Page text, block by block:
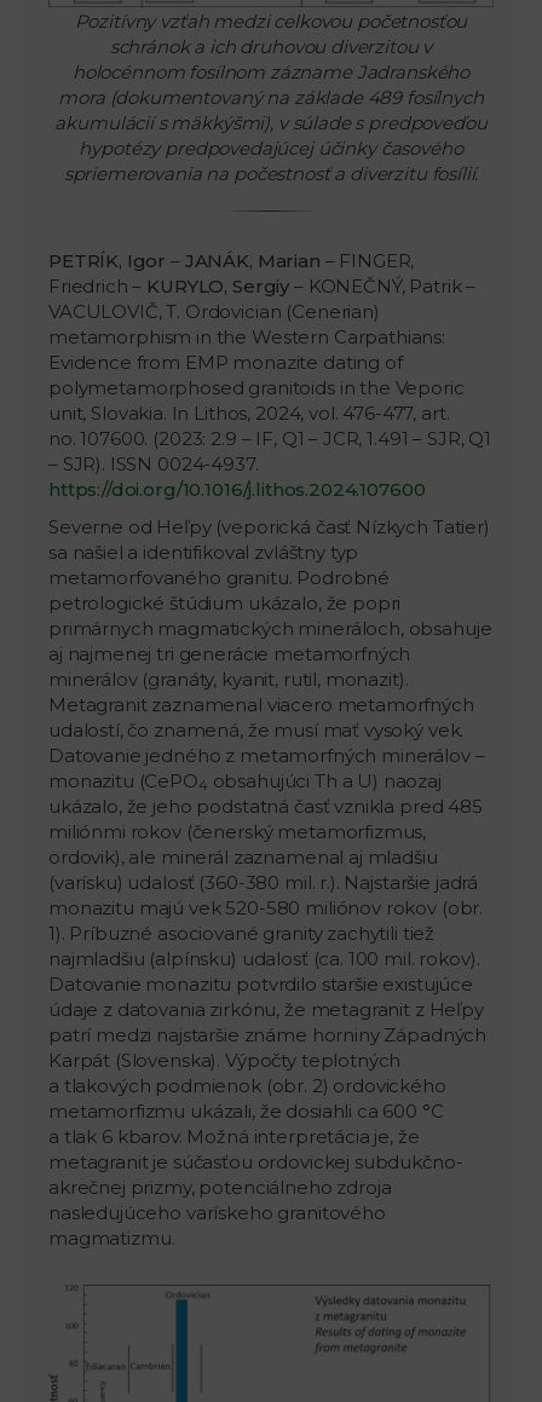
Pozitívny vzťah medzi celkovou početnosťou
schránok a ich druhovou diverzitou v
holocénnom fosílnom zázname Jadranského
mora (dokumentovaný na základe 489 fosílnych
akumulácií s mäkkýšmi), v súlade s predpoveďou
hypotézy predpovedajúcej účinky časového
spriemerovania na počestnosť a diverzitu fosílií.
PETRÍK, Igor – JANÁK, Marian – FINGER,
Friedrich – KURYLO, Sergiy – KONEČNÝ, Patrik –
VACULOVIČ, T. Ordovician (Cenerian)
metamorphism in the Western Carpathians:
Evidence from EMP monazite dating of
polymetamorphosed granitoids in the Veporic
unit, Slovakia. In Lithos, 2024, vol. 476-477, art.
no. 107600. (2023: 2.9 – IF, Q1 – JCR, 1.491 – SJR, Q1
– SJR). ISSN 0024-4937.
https://doi.org/10.1016/j.lithos.2024.107600
Severne od Heľpy (veporická časť Nízkych Tatier)
sa našiel a identifikoval zvláštny typ
metamorfovaného granitu. Podrobné
petrologické štúdium ukázalo, že popri
primárnych magmatických mineráloch, obsahuje
aj najmenej tri generácie metamorfných
minerálov (granáty, kyanit, rutil, monazit).
Metagranit zaznamenal viacero metamorfných
udalostí, čo znamená, že musí mať vysoký vek.
Datovanie jedného z metamorfných minerálov –
monazitu (CePO4 obsahujúci Th a U) naozaj
ukázalo, že jeho podstatná časť vznikla pred 485
miliónmi rokov (čenerský metamorfizmus,
ordovik), ale minerál zaznamenal aj mladšiu
(varísku) udalosť (360-380 mil. r.). Najstaršie jadrá
monazitu majú vek 520-580 miliónov rokov (obr.
1). Príbuzné asociované granity zachytili tiež
najmladšiu (alpínsku) udalosť (ca. 100 mil. rokov).
Datovanie monazitu potvrdilo staršie existujúce
údaje z datovania zirkónu, že metagranit z Heľpy
patrí medzi najstaršie známe horniny Západných
Karpát (Slovenska). Výpočty teplotných
a tlakových podmienok (obr. 2) ordovického
metamorfizmu ukázali, že dosiahli ca 600 °C
a tlak 6 kbarov. Možná interpretácia je, že
metagranit je súčasťou ordovickej subdukčno-
akrečnej prizmy, potenciálneho zdroja
nasledujúceho varískeho granitového
magmatizmu.